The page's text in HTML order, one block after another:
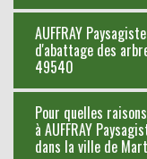
AUFFRAY
d'abattage des
49540
Pour quelles
à AUFFRAY
dans la ville de